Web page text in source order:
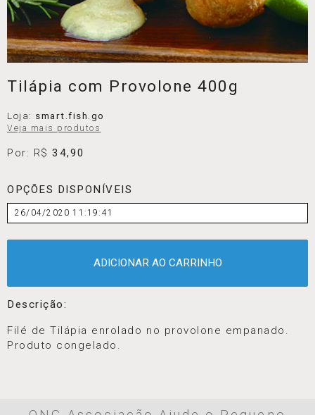
Tilápia com Provolone 400g
Loja: smart.fish.go
Veja mais produtos
Por: R$34,90
OPÇÕES DISPONÍVEIS
26/04/2020 11:19:41
ADICIONAR AO CARRINHO
Descrição:
Filé de Tilápia enrolado no provolone empanado.
Produto congelado.